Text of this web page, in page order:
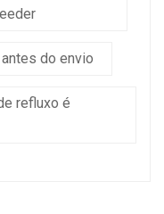
do envio
refluxo é